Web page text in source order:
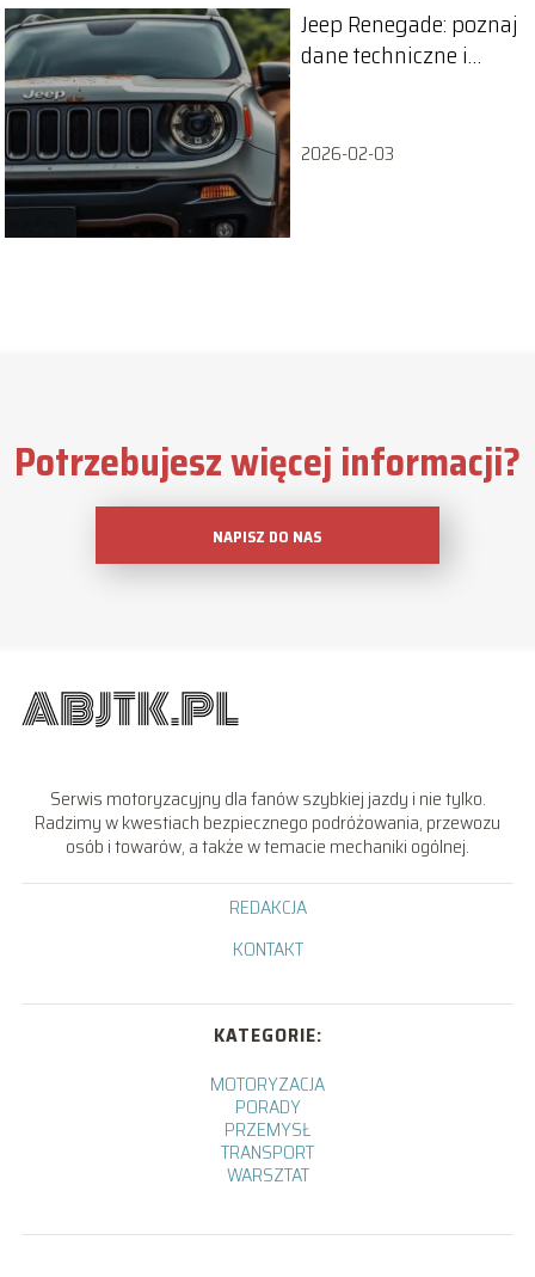
Jeep Renegade: poznaj
dane techniczne i
2026-02-03
Potrzebujesz więcej informacji?
NAPISZ DO NAS
Serwis motoryzacyjny dla fanów szybkiej jazdy i nie tylko.
Radzimy w kwestiach bezpiecznego podróżowania, przewozu
osób i towarów, a także w temacie mechaniki ogólnej.
REDAKCJA
KONTAKT
KATEGORIE:
MOTORYZACJA
PORADY
PRZEMYSŁ
TRANSPORT
WARSZTAT